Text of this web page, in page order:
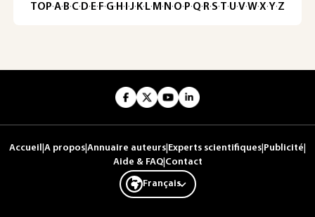
TOP·A·B·C· D· E· F·G· H · ·J· K· L· M · N ·O· P·Q· R·S·T·U·V·W·X·Y·Z
Accueil A propos Annuaire auteurs Experts scientifiques Publicité
Aide & FAQ| Contact
Français